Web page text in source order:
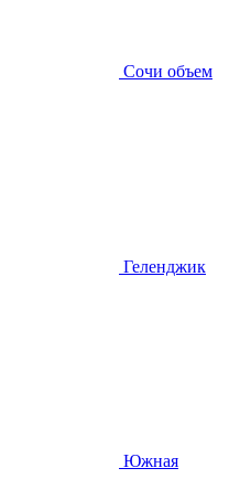
Сочи объем
Геленджик
Южная